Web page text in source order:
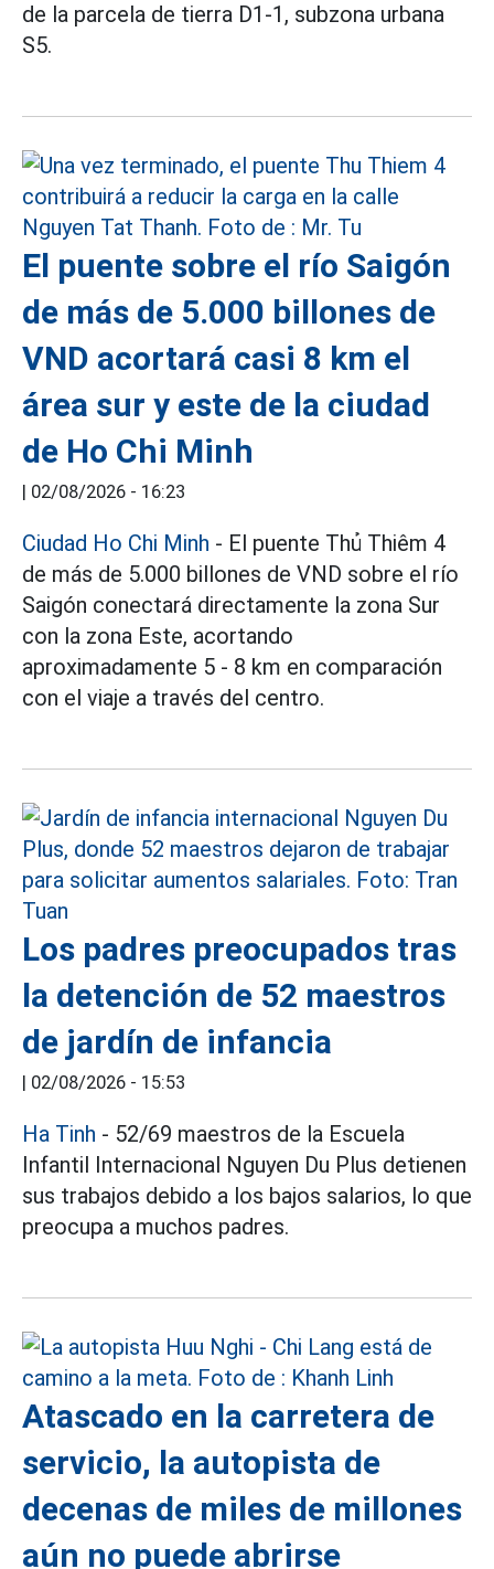
de la parcela de tierra D1-1, subzona urbana
S5.
El puente sobre el río Saigón
de más de 5.000 billones de
VND acortará casi 8 km el
área sur y este de la ciudad
de Ho Chi Minh
| 02/08/2026 - 16:23
Ciudad Ho Chi Minh - El puente Thủ Thiêm 4
de más de 5.000 billones de VND sobre el río
Saigón conectará directamente la zona Sur
con la zona Este, acortando
aproximadamente 5 - 8 km en comparación
con el viaje a través del centro.
Los padres preocupados tras
la detención de 52 maestros
de jardín de infancia
| 02/08/2026 - 15:53
Ha Tinh - 52/69 maestros de la Escuela
Infantil Internacional Nguyen Du Plus detienen
sus trabajos debido a los bajos salarios, lo que
preocupa a muchos padres.
Atascado en la carretera de
servicio, la autopista de
decenas de miles de millones
aún no puede abrirse